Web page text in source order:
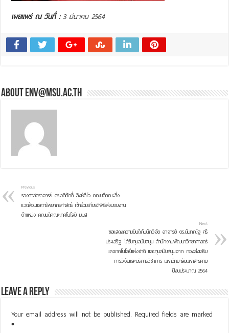
เผยแพร่ ณ วันที่ :3 มีนาคม 2564
About env@msu.ac.th
Previous
รองศาสตราจารย์ ดร.อดิศักดิ์ สิงห์สีโว คณบดีคณะสิ่ง
แวดล้อมและทรัพยากรศาสตร์ เข้าร่วมเกียรติพิธีส่งมอบงาน
ตำแหน่ง คณบดีคณะเทคโนโลยี มมส
Next
ขอแสดงความยินดีกับนักวิจัย อาจารย์ ดร.นันทณัฐ ศรี
ประเสริฐ ได้รับทุนสนับสนุน สำนักงานพัฒนาวิทยาศาสตร์
และเทคโนโลยีแห่งชาติ และทุนสนับสนุนจาก กองส่งเสริม
การวิจัยและบริการวิชาการ มหาวิทยาลัยมหาสารคาม
ปีงบประมาณ 2564
Leave a Reply
Your email address will not be published. Required fields are marked
*